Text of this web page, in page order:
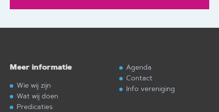
Meer informatie
Wie wij zijn
Wat wij doen
Predicaties
Agenda
Contact
Info vereniging